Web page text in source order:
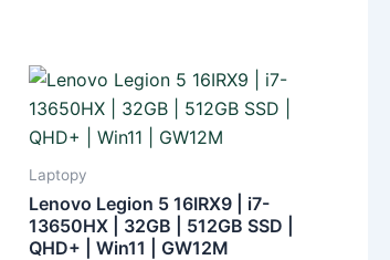
Laptopy
Lenovo Legion 5 16IRX9 | i7-
13650HX | 32GB | 512GB SSD |
QHD+ | Win11 | GW12M